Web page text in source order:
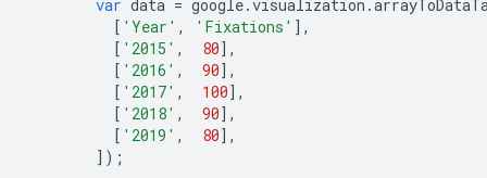
var data = google.visualization .
[ 'Year' , 'Fixations' ],
[ '2015' , 80],
[ '2016' , 90],
[ '2017' , 100],
[ '2018' , 90],
[ '2019' , 80],
]);